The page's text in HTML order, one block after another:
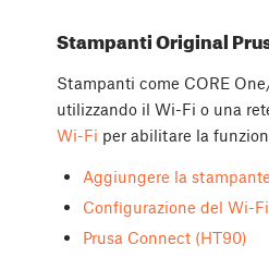
Stampanti Original
Stampanti come CORE
utilizzando il Wi-Fi o una
Wi-Fi per abilitare la
Aggiungere la
Configurazione del Wi-
Prusa Connect (HT90)